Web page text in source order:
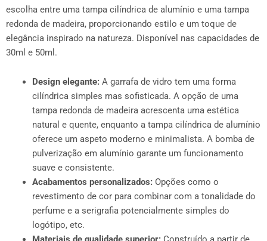
escolha entre uma tampa cilíndrica de alumínio e uma tampa
redonda de madeira, proporcionando estilo e um toque de
elegância inspirado na natureza. Disponível nas capacidades de
30ml e 50ml.
Design elegante:A garrafa de vidro tem uma forma
cilíndrica simples mas sofisticada. A opção de uma
tampa redonda de madeira acrescenta uma estética
natural e quente, enquanto a tampa cilíndrica de alumínio
oferece um aspeto moderno e minimalista. A bomba de
pulverização em alumínio garante um funcionamento
suave e consistente.
Acabamentos personalizados:Opções como o
revestimento de cor para combinar com a tonalidade do
perfume e a serigrafia potencialmente simples do
logótipo, etc.